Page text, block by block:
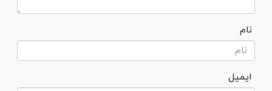
نام
ایمیل